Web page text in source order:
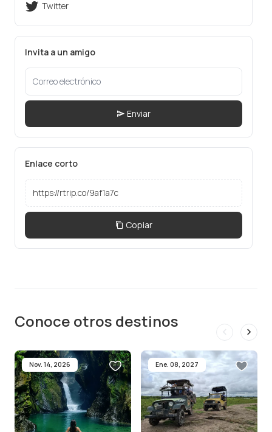
Twitter
Invita a un amigo
Enviar
Enlace corto
Copiar
Conoce otros destinos
Nov. 14, 2026 Ene. 08, 2027